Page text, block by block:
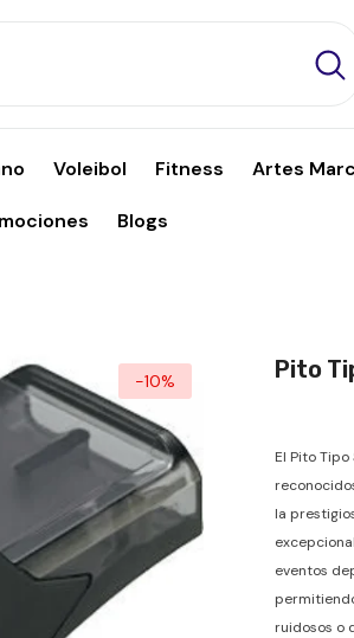
Voleibol Fitness Artes
Blogs
-10% Pito
El Pito
la
eventos
ruidosos o